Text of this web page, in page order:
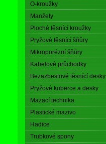
O-kroužky
Manžety
Ploché těsnící kroužky
Pryžové těsnící šňůry
Mikroporézní šňůry
Kabelové průchodky
Bezazbestové těsnící desky
Pryžové koberce a desky
Mazací technika
Plastické mazivo
Hadice
Trubkové spony